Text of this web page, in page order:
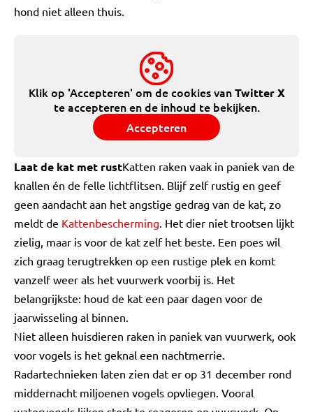
hond niet alleen thuis.
Klik op 'Accepteren' om de cookies vanTwitter X
te accepteren en de inhoud te bekijken.
Accepteren
Laat de kat met rustKatten raken vaak in paniek van de
knallen én de felle lichtflitsen. Blijf zelf rustig en geef
geen aandacht aan het angstige gedrag van de kat, zo
meldt de Kattenbescherming. Het dier niet trootsen lijkt
zielig, maar is voor de kat zelf het beste. Een poes wil
zich graag terugtrekken op een rustige plek en komt
vanzelf weer als het vuurwerk voorbij is. Het
belangrijkste: houd de kat een paar dagen voor de
jaarwisseling al binnen.
Niet alleen huisdieren raken in paniek van vuurwerk, ook
voor vogels is het geknal een nachtmerrie.
Radartechnieken laten zien dat er op 31 december rond
middernacht miljoenen vogels opvliegen. Vooral